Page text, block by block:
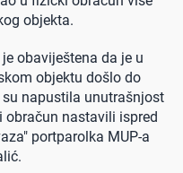
objekta.
obaviještena da je u
objektu došlo do
napustila unutrašnjost
nastavili ispred
portparolka MUP-a